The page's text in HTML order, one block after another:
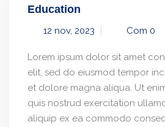
Education
12 nov, 2023 Com 0
Lorem ipsum dolor sit amet
elit, sed do eiusmod tempor
et dolore magna aliqua. Ut
quis nostrud exercitation
aliquip ex ea commodo